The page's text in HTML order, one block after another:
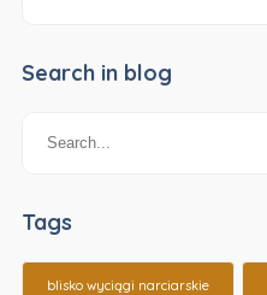
Search in blog
Tags
blisko wyciągi narciarskie